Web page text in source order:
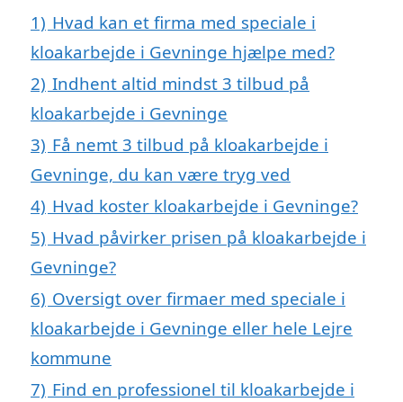
1) Hvad kan et firma med speciale i
kloakarbejde i Gevninge hjælpe med?
2) Indhent altid mindst 3 tilbud på
kloakarbejde i Gevninge
3) Få nemt 3 tilbud på kloakarbejde i
Gevninge, du kan være tryg ved
4) Hvad koster kloakarbejde i Gevninge?
5) Hvad påvirker prisen på kloakarbejde i
Gevninge?
6) Oversigt over firmaer med speciale i
kloakarbejde i Gevninge eller hele Lejre
kommune
7) Find en professionel til kloakarbejde i